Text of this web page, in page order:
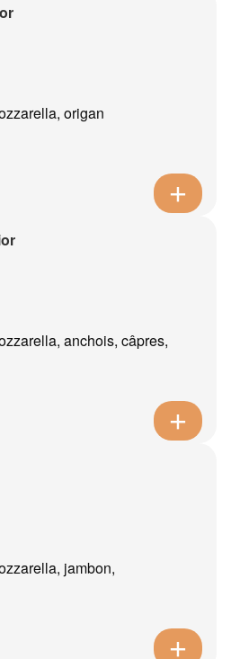
origan
anchois, câpres,
jambon,